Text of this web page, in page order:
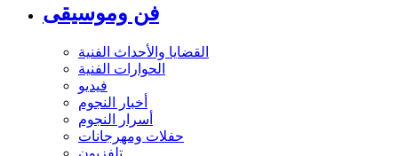
فن وموسيقى
القضايا والأحداث الفنية
الحوارات الفنية
فيديو
أخبار النجوم
أسرار النجوم
حفلات ومهرجانات
تلفزيون